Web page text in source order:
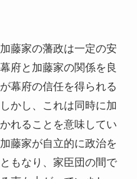
藤家の藩政は一定の安
府と加藤家の関係を良
幕府の信任を得られる
かし、これは同時に加
れることを意味してい
藤家が自立的に政治を
もなり、家臣団の間で